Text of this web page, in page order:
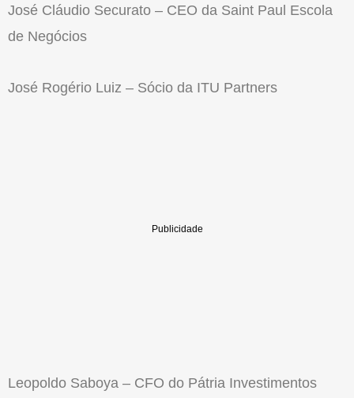
José Cláudio Securato – CEO da Saint Paul Escola
de Negócios
José Rogério Luiz – Sócio da ITU Partners
Leopoldo Saboya – CFO do Pátria Investimentos